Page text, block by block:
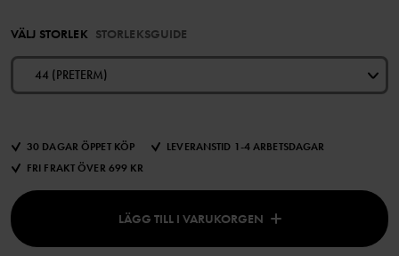
VÄLJ STORLEK STORLEKSGUIDE
44 (PRETERM)
30 DAGAR ÖPPET KÖP
LEVERANSTID 1-4 ARBETSDAGAR
FRI FRAKT ÖVER 699 KR
LÄGG TILL I VARUKORGEN